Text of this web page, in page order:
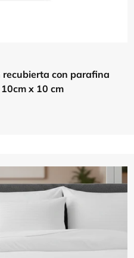
recubierta con parafina
x 10 cm